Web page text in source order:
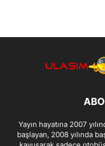
Yayın hayatına 2007
başlayan, 2008 yılında